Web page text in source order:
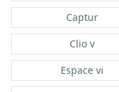
Captur
Clio v
Espace vi